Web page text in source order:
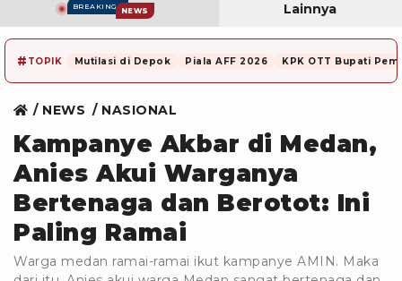
BREAKING NEWS Lainnya
# TOPIK Mutilasi di Depok Piala AFF 2026 KPK OTT Bupati
NEWS NASIONAL
Kampanye Akbar di Medan,
Anies Akui Warganya
Bertenaga dan Berotot: Ini
Paling Ramai
Warga medan ramai-ramai ikut kampanye AMIN. Maka